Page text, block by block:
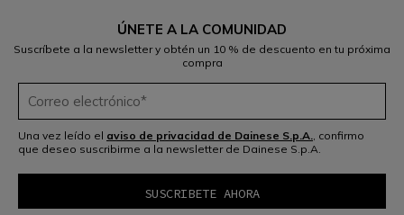
ÚNETE A LA COMUNIDAD
Suscríbete a la newsletter y obtén un 10 % de descuento en tu próxima
compra
Una vez leído el aviso de privacidad de Dainese S.p.A., confirmo
que deseo suscribirme a la newsletter de Dainese S.p.A.